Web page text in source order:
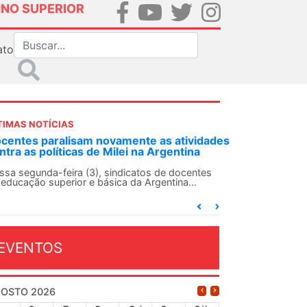
SUPERIOR
NOTÍCIAS
SN convoca docentes para Dia de
Internacionalista com Cuba em
de agosto
SN conclama suas seções sindicais e o
2026